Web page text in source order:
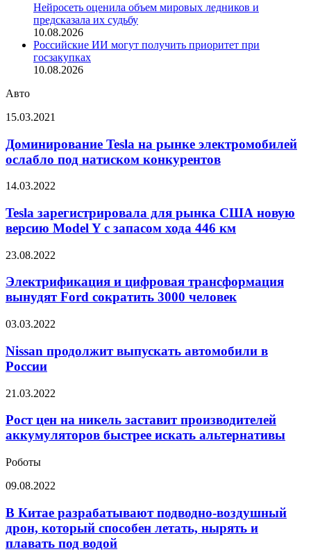
Нейросеть оценила объем мировых ледников и
предсказала их судьбу
10.08.2026
Российские ИИ могут получить приоритет при
госзакупках
10.08.2026
Авто
Доминирование
на
рынке
электромобилей
под
конкурентов
15.03.2021
Доминирование Tesla на рынке электромобилей
ослабло под натиском конкурентов
Tesla
для
рынка
США
версию
Y
с
хода
км
14.03.2022
Tesla зарегистрировала для рынка США новую
версию Model Y с запасом хода 446 км
Электрификация
цифровая
трансформация
вынудят
сократить
человек
23.08.2022
Электрификация и цифровая трансформация
вынудят Ford сократить 3000 человек
Nissan
выпускать
автомобили
в
03.03.2022
Nissan продолжит выпускать автомобили в
России
Рост
на
заставит
аккумуляторов
быстрее
искать
21.03.2022
Рост цен на никель заставит производителей
аккумуляторов быстрее искать альтернативы
Роботы
В
разрабатывают
подводно-
воздушный
дрон,
09.08.2022
В Китае разрабатывают подводно-воздушный
дрон, который способен летать, нырять и
плавать под водой